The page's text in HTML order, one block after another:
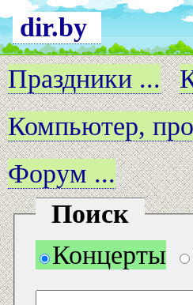
dir.by
Праздники ...
Компьютер,
Форум ...
Поиск
Концерты